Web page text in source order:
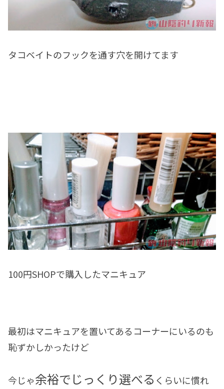
タコベイトのフックを通す穴を開けてます
100円SHOPで購入したマニキュア
最初はマニキュアを置いてあるコーナーにいるのも
恥ずかしかったけど
今じゃ余裕でじっくり選べる くらいに慣れ